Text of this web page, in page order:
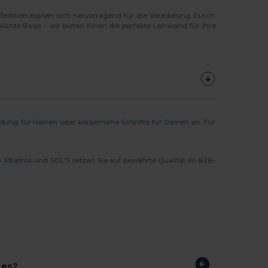
eignen sich hervorragend für die Veredelung. Durch
Basis – wir bieten Ihnen die perfekte Leinwand für Ihre
für Herren oder körpernahe Schnitte für Damen an. Für
Albatrosund SOL'S setzen Sie auf bewährte Qualität im B2B-